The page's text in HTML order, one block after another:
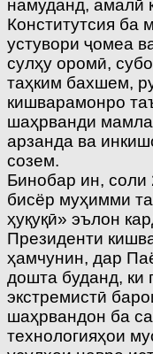
намуданд, амалӣ
Конститутсия ба
устувори ҷомеа
сулҳу оромӣ,
таҳким бахшем,
кишварамонро
шаҳрванди
арзанда ва
созем.
Бинобар ин,
бисёр муҳимми
ҳуқуқӣ» эълон
Президенти
ҳамчунин, дар
дошта буданд, ки
экстремистӣ
шаҳрвандон ба
технологияҳои